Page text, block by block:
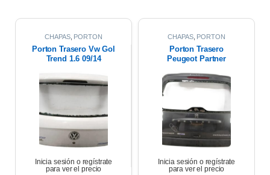
CHAPAS, PORTON
Porton Trasero Vw Gol
Trend 1.6 09/14
Inicia sesión o regístrate
para ver el precio
CHAPAS, PORTON
Porton Trasero
Peugeot Partner
2012
Inicia sesión o regístrate
para ver el precio